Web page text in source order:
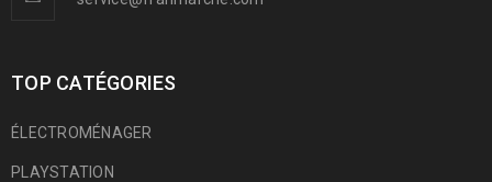
TOP CATÉGORIES
ÉLECTROMÉNAGER
PLAYSTATION